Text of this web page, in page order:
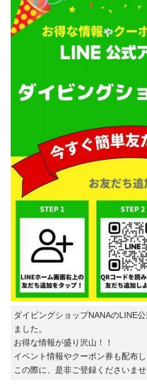
ダイビングショップNANAのLINE
ました。
お得な情報が盛り沢山！！
イベント情報やクーポン券も配布
この際に、是非ご登録くださいませ